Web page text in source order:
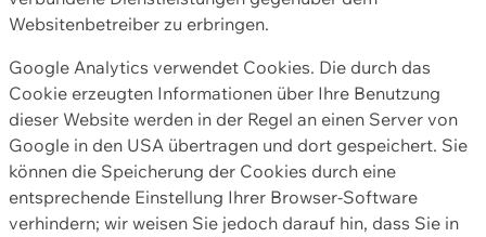
Websitenbetreiber zu erbringen.
Google Analytics verwendet Cookies. Die durch das
Cookie erzeugten Informationen über Ihre Benutzung
dieser Website werden in der Regel an einen Server von
Google in den USA übertragen und dort gespeichert. Sie
können die Speicherung der Cookies durch eine
entsprechende Einstellung Ihrer Browser-Software
verhindern; wir weisen Sie jedoch darauf hin, dass Sie in